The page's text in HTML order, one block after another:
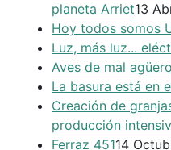
planeta Arriet13
Hoy todos somos
Luz, más luz...
Aves de mal agüero
La basura está en
Creación de
producción
Ferraz 45114